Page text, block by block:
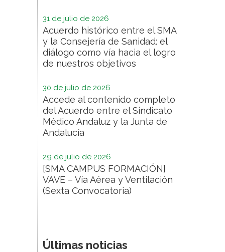
31 de julio de 2026
Acuerdo histórico entre el SMA
y la Consejería de Sanidad: el
diálogo como vía hacia el logro
de nuestros objetivos
30 de julio de 2026
Accede al contenido completo
del Acuerdo entre el Sindicato
Médico Andaluz y la Junta de
Andalucía
29 de julio de 2026
[SMA CAMPUS FORMACIÓN]
VAVE – Vía Aérea y Ventilación
(Sexta Convocatoria)
Últimas noticias